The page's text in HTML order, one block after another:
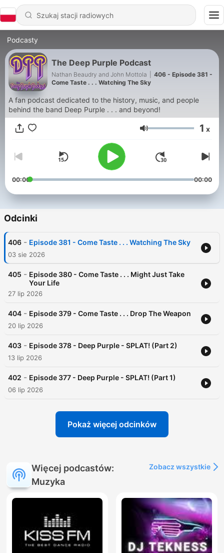
Podcasty
The Deep Purple Podcast
Nathan Beaudry and John Mottola
406 - Episode 381 -
Come Taste . . . Watching The Sky
A fan podcast dedicated to the history, music, and people
behind the band Deep Purple . . . and beyond!
Głośność 1 x
00:00 00:00
Odcinki
406 - Episode 381 - Come Taste . . . Watching The Sky
03 sie 2026
405 - Episode 380 - Come Taste . . . Might Just Take
Your Life
27 lip 2026
404 - Episode 379 - Come Taste . . . Drop The Weapon
20 lip 2026
403 - Episode 378 - Deep Purple - SPLAT! (Part 2)
13 lip 2026
402 - Episode 377 - Deep Purple - SPLAT! (Part 1)
06 lip 2026
Pokaż więcej odcinków
Więcej podcastów:
Muzyka
Zobacz wszystkie